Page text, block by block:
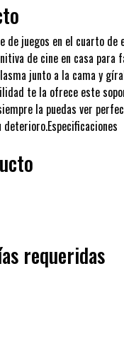
de juegos en el cuarto de
de cine en casa para
junto a la cama y
te la ofrece este
la puedas ver
requeridas